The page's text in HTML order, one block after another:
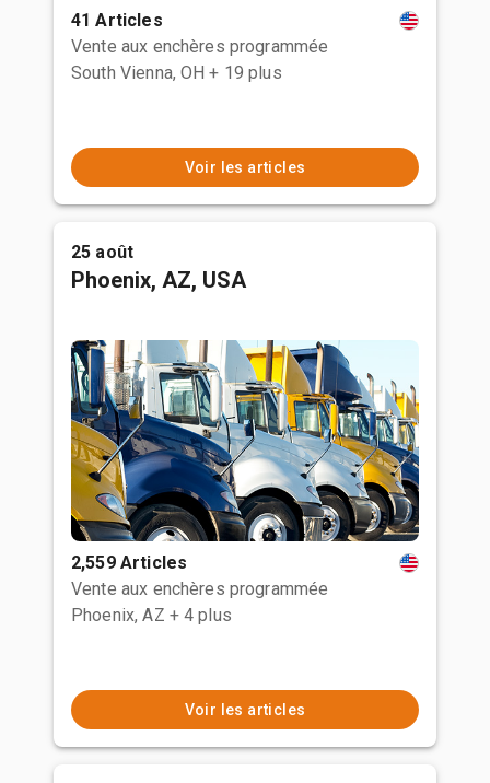
41 Articles
Vente aux enchères programmée
South Vienna, OH + 19 plus
Voir les articles
25 août
Phoenix, AZ, USA
2,559 Articles
Vente aux enchères programmée
Phoenix, AZ + 4 plus
Voir les articles